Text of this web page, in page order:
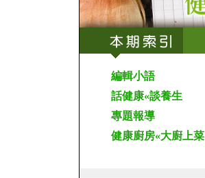
編輯小語
話健康«談養生
專題報導
健康廚房«大廚上菜